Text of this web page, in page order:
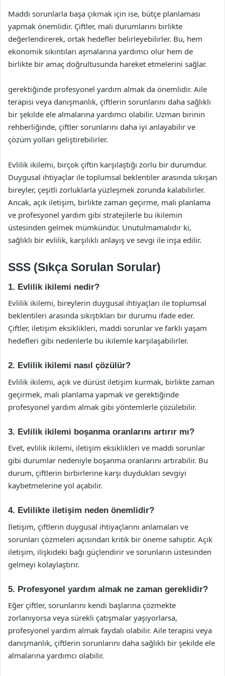
Maddi sorunlarla başa çıkmak için ise, bütçe planlaması
yapmak önemlidir. Çiftler, mali durumlarını birlikte
değerlendirerek, ortak hedefler belirleyebilirler. Bu, hem
ekonomik sıkıntıları aşmalarına yardımcı olur hem de
birlikte bir amaç doğrultusunda hareket etmelerini sağlar.
gerektiğinde profesyonel yardım almak da önemlidir. Aile
terapisi veya danışmanlık, çiftlerin sorunlarını daha sağlıklı
bir şekilde ele almalarına yardımcı olabilir. Uzman birinin
rehberliğinde, çiftler sorunlarını daha iyi anlayabilir ve
çözüm yolları geliştirebilirler.
Evlilik ikilemi, birçok çiftin karşılaştığı zorlu bir durumdur.
Duygusal ihtiyaçlar ile toplumsal beklentiler arasında sıkışan
bireyler, çeşitli zorluklarla yüzleşmek zorunda kalabilirler.
Ancak, açık iletişim, birlikte zaman geçirme, mali planlama
ve profesyonel yardım gibi stratejilerle bu ikilemin
üstesinden gelmek mümkündür. Unutulmamalıdır ki,
sağlıklı bir evlilik, karşılıklı anlayış ve sevgi ile inşa edilir.
SSS (Sıkça Sorulan Sorular)
1. Evlilik ikilemi nedir?
Evlilik ikilemi, bireylerin duygusal ihtiyaçları ile toplumsal
beklentileri arasında sıkıştıkları bir durumu ifade eder.
Çiftler, iletişim eksiklikleri, maddi sorunlar ve farklı yaşam
hedefleri gibi nedenlerle bu ikilemle karşılaşabilirler.
2. Evlilik ikilemi nasıl çözülür?
Evlilik ikilemi, açık ve dürüst iletişim kurmak, birlikte zaman
geçirmek, mali planlama yapmak ve gerektiğinde
profesyonel yardım almak gibi yöntemlerle çözülebilir.
3. Evlilik ikilemi boşanma oranlarını artırır mı?
Evet, evlilik ikilemi, iletişim eksiklikleri ve maddi sorunlar
gibi durumlar nedeniyle boşanma oranlarını artırabilir. Bu
durum, çiftlerin birbirlerine karşı duydukları sevgiyi
kaybetmelerine yol açabilir.
4. Evlilikte iletişim neden önemlidir?
İletişim, çiftlerin duygusal ihtiyaçlarını anlamaları ve
sorunları çözmeleri açısından kritik bir öneme sahiptir. Açık
iletişim, ilişkideki bağı güçlendirir ve sorunların üstesinden
gelmeyi kolaylaştırır.
5. Profesyonel yardım almak ne zaman gereklidir?
Eğer çiftler, sorunlarını kendi başlarına çözmekte
zorlanıyorsa veya sürekli çatışmalar yaşıyorlarsa,
profesyonel yardım almak faydalı olabilir. Aile terapisi veya
danışmanlık, çiftlerin sorunlarını daha sağlıklı bir şekilde ele
almalarına yardımcı olabilir.